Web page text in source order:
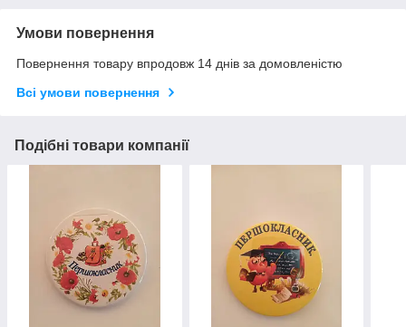
Умови повернення
Повернення товару впродовж 14 днів за домовленістю
Всі умови повернення
Подібні товари компанії